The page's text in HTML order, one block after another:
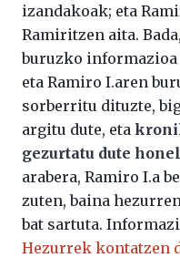
izandakoak; eta
Ramiritzen aita.
buruzko informazioa
eta Ramiro I.aren
sorberritu dituzte,
argitu dute, eta
gezurtatu dute
arabera, Ramiro I.a
zuten, baina
bat sartuta.
Hezurrek kontatzen